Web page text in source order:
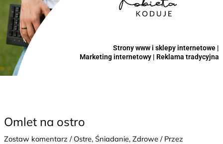
Strony www i sklepy internetowe |
Marketing internetowy | Reklama tradycyjna
Omlet na ostro
Zostaw komentarz / Ostre, Śniadanie, Zdrowe/ Przez